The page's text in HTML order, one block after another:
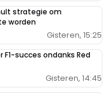
strategie om
worden
Gisteren, 15:25
succes ondanks Red
Gisteren, 14:45